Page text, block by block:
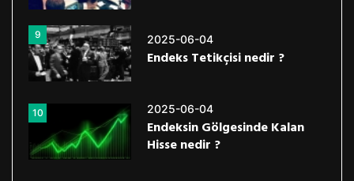
9 2025-06-04
Endeks Tetikçisi nedir ?
10 2025-06-04
Endeksin Gölgesinde Kalan
Hisse nedir ?